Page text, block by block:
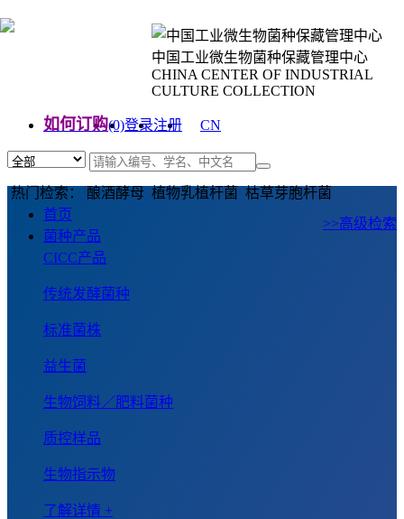
中国工业微生物菌种保藏管理中心
CHINA CENTER OF INDUSTRIAL
CULTURE COLLECTION
如何订购(0)登录注册
CN
热门检索： 酿酒酵母 植物乳植杆菌 枯草芽胞杆菌
>>高级检索
首页
菌种产品
CICC产品
传统发酵菌种
标准菌株
益生菌
生物饲料／肥料菌种
质控样品
生物指示物
了解详情 +